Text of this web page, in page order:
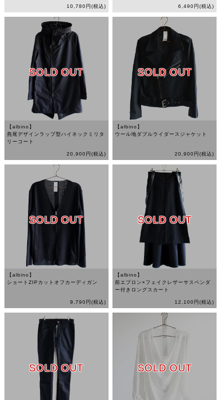
10,780円(税込) 6,490円(税込)
【albino】
燕尾デザインラップ型ハイネックミリタ
リーコート
20,900円(税込)
SOLD OUT
【albino】
ウール地ダブルライダースジャケット
20,900円(税込)
SOLD OUT
【albino】
ショートZIPカットオフカーディガン
9,790円(税込)
SOLD OUT
【albino】
前エプロン×フェイクレザーサスペンダ
ー付きロングスカート
12,100円(税込)
SOLD OUT
SOLD OUT SOLD OUT